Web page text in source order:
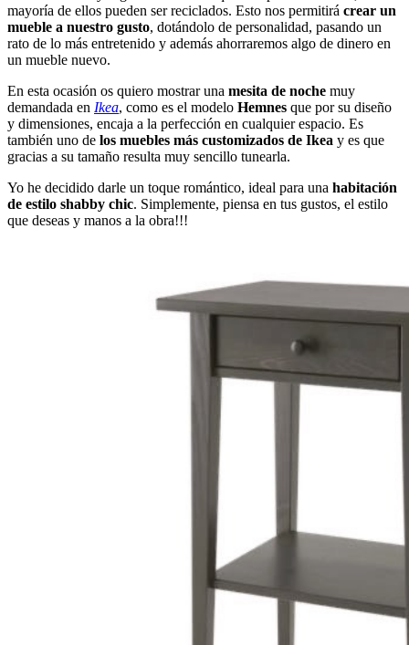
mayoría de ellos pueden ser reciclados. Esto nos permitirá crear un
mueble a nuestro gusto, dotándolo de personalidad, pasando un
rato de lo más entretenido y además ahorraremos algo de dinero en
un mueble nuevo.
En esta ocasión os quiero mostrar una mesita de noche muy
demandada en Ikea, como es el modelo Hemnes que por su diseño
y dimensiones, encaja a la perfección en cualquier espacio. Es
también uno de los muebles más customizados de Ikea y es que
gracias a su tamaño resulta muy sencillo tunearla.
Yo he decidido darle un toque romántico, ideal para una habitación
de estilo shabby chic. Simplemente, piensa en tus gustos, el estilo
que deseas y manos a la obra!!!